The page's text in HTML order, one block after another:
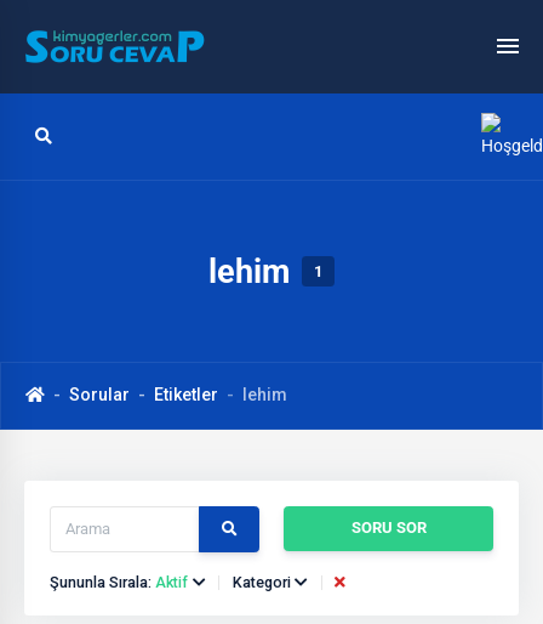
lehim 1
Sorular Etiketler lehim
SORU SOR
Şununla Sırala: Aktif Kategori